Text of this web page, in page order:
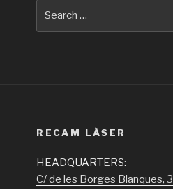
RECAM LÀSER
HEADQUARTERS:
C/ de les Borges Blanques,